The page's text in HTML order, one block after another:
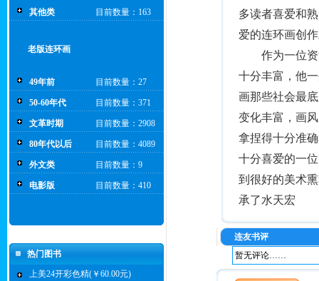
其他类 目前数量：163
老版连环画
49年前 目前数量：27
50-60年代 目前数量：371
文革时期 目前数量：2908
80年代以后 目前数量：4089
外文类 目前数量：9
电影版 目前数量：410
热门图书
上美24开彩色精(￥60.00元)
多读者喜爱和
爱的连环画创
作为一位资
十分丰富，他
画那些社会最
变化丰富，画
拿捏得十分准
十分喜爱的一
到很好的美术
承了水天宏
连友书评
暂无评论……